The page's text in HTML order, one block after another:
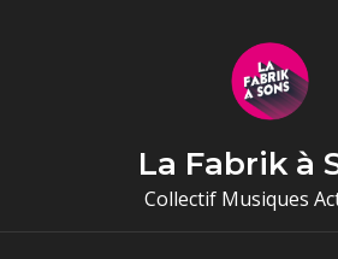
La Fabrik à
Collectif Musiques